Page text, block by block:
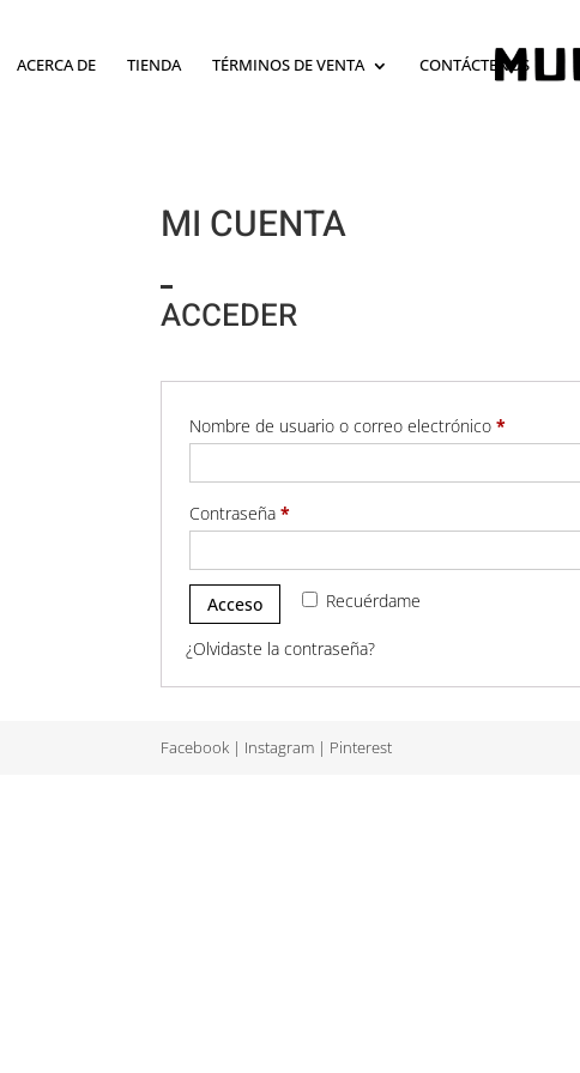
ACERCA DE TIENDA TÉRMINOS DE VENTA CONTÁCTENOS
MI CUENTA
ACCEDER
Nombre de usuario o correo electrónico*Obligatorio
Contraseña*Obligatorio
Recuérdame
Acceso
¿Olvidaste la contraseña?
Facebook | Instagram | Pinterest